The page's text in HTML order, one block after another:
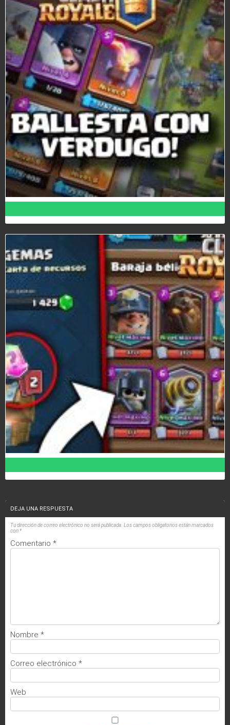
DEJA UNA RESPUESTA
Tu dirección de correo electrónico no será publicada. Los campos obligatorios están marcados
con *
Comentario *
Nombre *
Correo electrónico *
Web